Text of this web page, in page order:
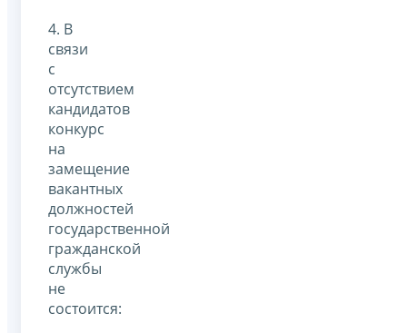
4. В
связи
с
отсутствием
кандидатов
конкурс
на
замещение
вакантных
должностей
государственной
гражданской
службы
не
состоится: